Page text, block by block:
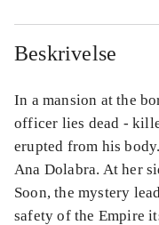
Beskrivelse
In a mansion at the
officer lies dead -
erupted from his
Ana Dolabra. At her
Soon, the mystery
safety of the Empire